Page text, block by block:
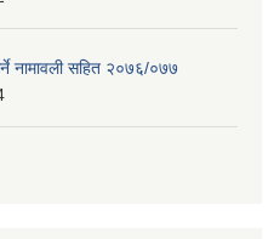
नामावली सहित २०७६/०७७